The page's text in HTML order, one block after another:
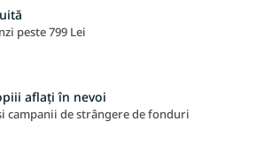
peste 799 Lei
aflați în nevoi
campanii de strângere de fonduri